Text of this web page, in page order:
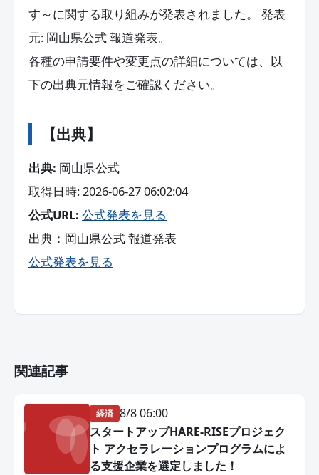
す～に関する取り組みが発表されました。 発表
元: 岡山県公式 報道発表。
各種の申請要件や変更点の詳細については、以
下の出典元情報をご確認ください。
【出典】
出典: 岡山県公式
取得日時: 2026-06-27 06:02:04
公式URL: 公式発表を見る
出典：岡山県公式 報道発表
公式発表を見る
関連記事
経済
8/8 06:00
スタートアップHARE-RISEプロジェク
ト アクセラレーションプログラムによ
る支援企業を選定しました！